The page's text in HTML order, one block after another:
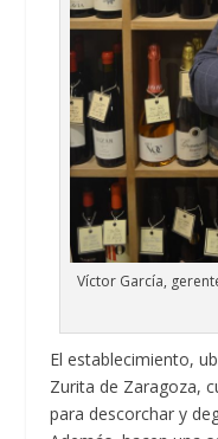
Víctor García,
El establecimiento,
Zurita de Zaragoza,
para descorchar y